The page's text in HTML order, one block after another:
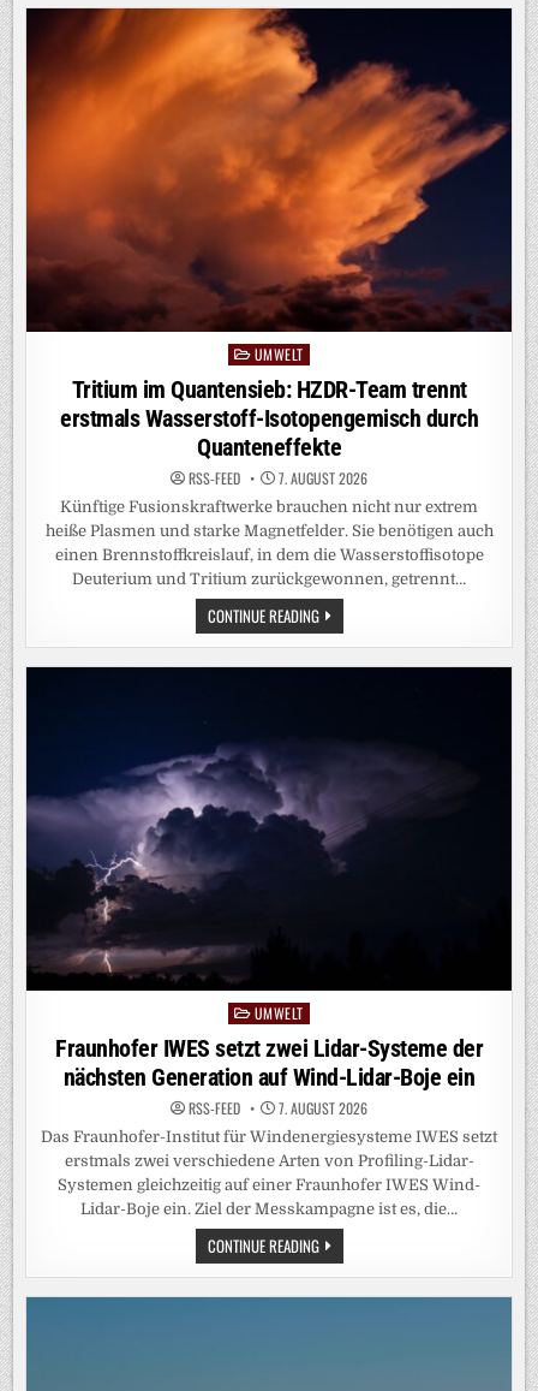
PostedUMWELT
Tritium im Quantensieb: HZDR-Team trennt
erstmals Wasserstoff-Isotopengemisch durch
Quanteneffekte
RSS-FEED 7. AUGUST 2026
Künftige Fusionskraftwerke brauchen nicht nur extrem
heiße Plasmen und starke Magnetfelder. Sie benötigen auch
einen Brennstoffkreislauf, in dem die Wasserstoffisotope
Deuterium und Tritium zurückgewonnen, getrennt…
CONTINUE READINGTRITIUM
IM
QUANTENSIEB:
PostedUMWELT
Fraunhofer IWES setzt zwei Lidar-Systeme der
nächsten Generation auf Wind-Lidar-Boje ein
RSS-FEED 7. AUGUST 2026
Das Fraunhofer-Institut für Windenergiesysteme IWES setzt
erstmals zwei verschiedene Arten von Profiling-Lidar-
Systemen gleichzeitig auf einer Fraunhofer IWES Wind-
Lidar-Boje ein. Ziel der Messkampagne ist es, die…
CONTINUE READINGFRAUNHOFER
IWES
SETZT